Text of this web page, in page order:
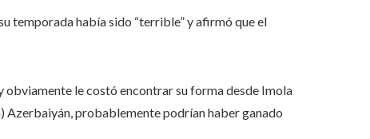
temporada había sido “terrible” y afirmó que el
obviamente le costó encontrar su forma desde Imola
Azerbaiyán, probablemente podrían haber ganado